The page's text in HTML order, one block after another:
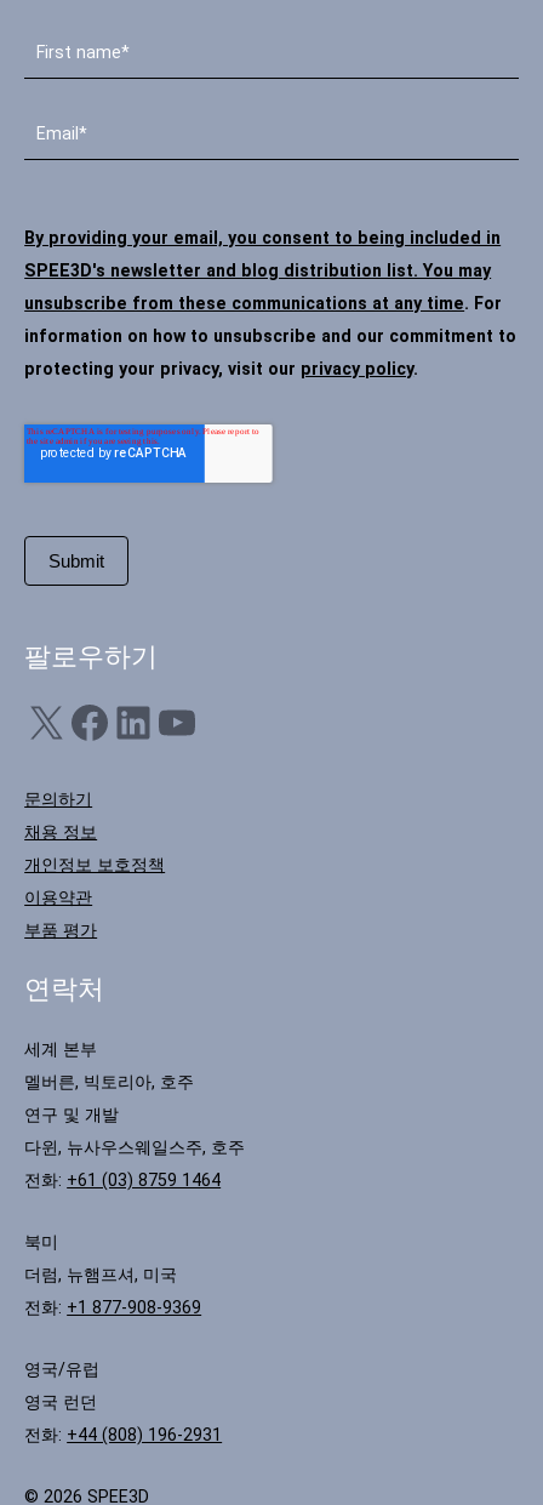
By providing your email, you consent to being included in
SPEE3D's newsletter and blog distribution list. You may
unsubscribe from these communications at any time. For
information on how to unsubscribe and our commitment to
protecting your privacy, visit our privacy policy.
팔로우하기
X Facebook LinkedIn YouTube
문의하기
채용 정보
개인정보 보호정책
이용약관
부품 평가
연락처
세계 본부
멜버른, 빅토리아, 호주
연구 및 개발
다윈, 뉴사우스웨일스주, 호주
전화: +61 (03) 8759 1464
북미
더럼, 뉴햄프셔, 미국
전화: +1 877-908-9369
영국/유럽
영국 런던
전화: +44 (808) 196-2931
© 2026 SPEE3D